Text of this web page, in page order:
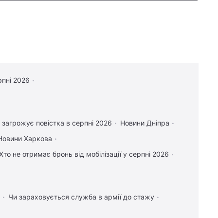
2026
повістка в серпні 2026
Новини Дніпра
Харкова
не отримає бронь від мобілізації у серпні 2026
Чи зараховується служба в армії до стажу